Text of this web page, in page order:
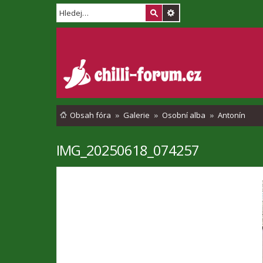
Obsah fóra Galerie Osobní alba Antonín
IMG_20250618_074257